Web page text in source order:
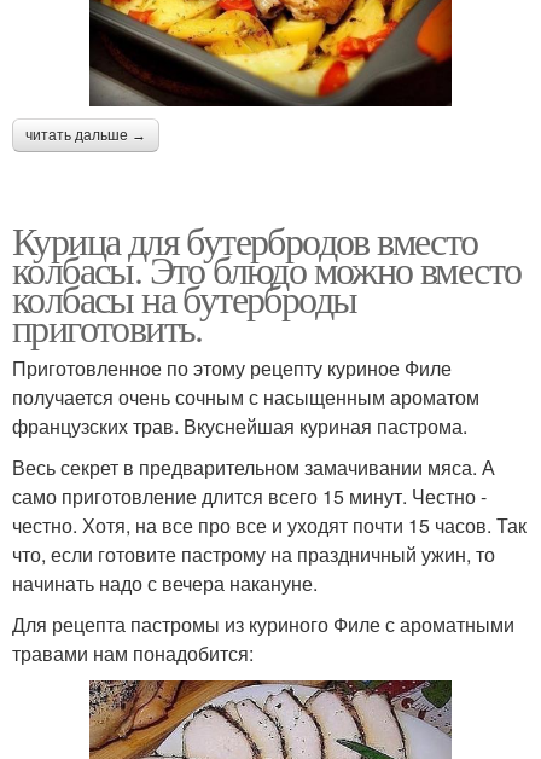
читать дальше →
Курица для бутербродов вместо
колбасы. Это блюдо можно вместо
колбасы на бутерброды
приготовить.
Приготовленное по этому рецепту куриное Филе
получается очень сочным с насыщенным ароматом
французских трав. Вкуснейшая куриная пастрома.
Весь секрет в предварительном замачивании мяса. А
само приготовление длится всего 15 минут. Честно -
честно. Хотя, на все про все и уходят почти 15 часов. Так
что, если готовите пастрому на праздничный ужин, то
начинать надо с вечера накануне.
Для рецепта пастромы из куриного Филе с ароматными
травами нам понадобится: